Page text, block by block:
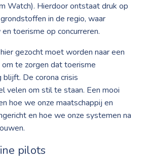
Watch). Hierdoor ontstaat druk op
in de regio, waar
toerisme op concurreren.
gezocht moet worden naar een
om te zorgen dat toerisme
blijft. De corona crisis
velen om stil te staan. Een mooi
hoe we onze maatschappij en
en hoe we onze systemen na
pilots